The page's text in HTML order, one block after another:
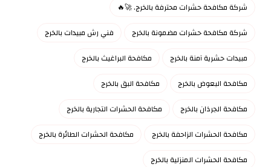
شركة مكافحة حشرات محترفة بالخرج. 🚀🔥
شركة مكافحة حشرات مضمونة بالخرج
فني رش مبيدات بالخرج
مبيدات حشرية آمنة بالخرج
مكافحة البراغيث بالخرج
مكافحة البعوض بالخرج
مكافحة البق بالخرج
مكافحة الجرذان بالخرج
مكافحة الحشرات التجارية بالخرج
مكافحة الحشرات الزاحفة بالخرج
مكافحة الحشرات الطائرة بالخرج
مكافحة الحشرات المنزلية بالخرج